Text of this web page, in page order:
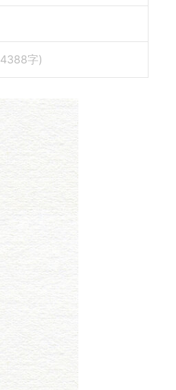
4388字)